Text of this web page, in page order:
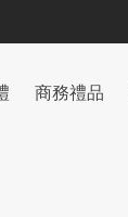
商務禮品